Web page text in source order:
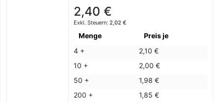
2,40 €
2,02 €
Menge
Preis je
4 +
2,10 €
10 +
2,00 €
50 +
1,98 €
200 +
1,85 €